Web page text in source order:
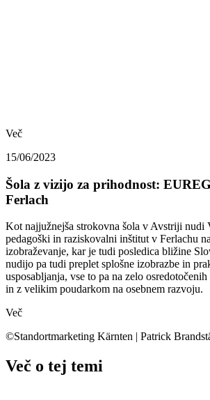
Več
15/06/2023
Šola z vizijo za prihodnost:
Ferlach
Kot najjužnejša strokovna šola v Avstriji nudi
pedagoški in raziskovalni inštitut v Ferlachu
izobraževanje, kar je tudi posledica bližine
nudijo pa tudi preplet splošne izobrazbe in
usposabljanja, vse to pa na zelo
in z velikim poudarkom na osebnem razvoju.
Več
©Standortmarketing Kärnten | Patrick
Več o tej temi